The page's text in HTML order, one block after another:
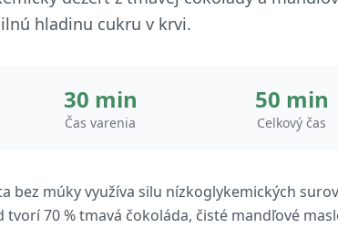
hladinu cukru v krvi.
30 min
Čas varenia
50 min
Celkový čas
bez múky využíva silu nízkoglykemických
70 % tmavá čokoláda, čisté mandľové